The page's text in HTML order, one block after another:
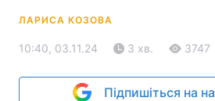
ЛАРИСА КОЗОВА
10:40, 03.11.24 3 хв. 3747
Підпишіться на